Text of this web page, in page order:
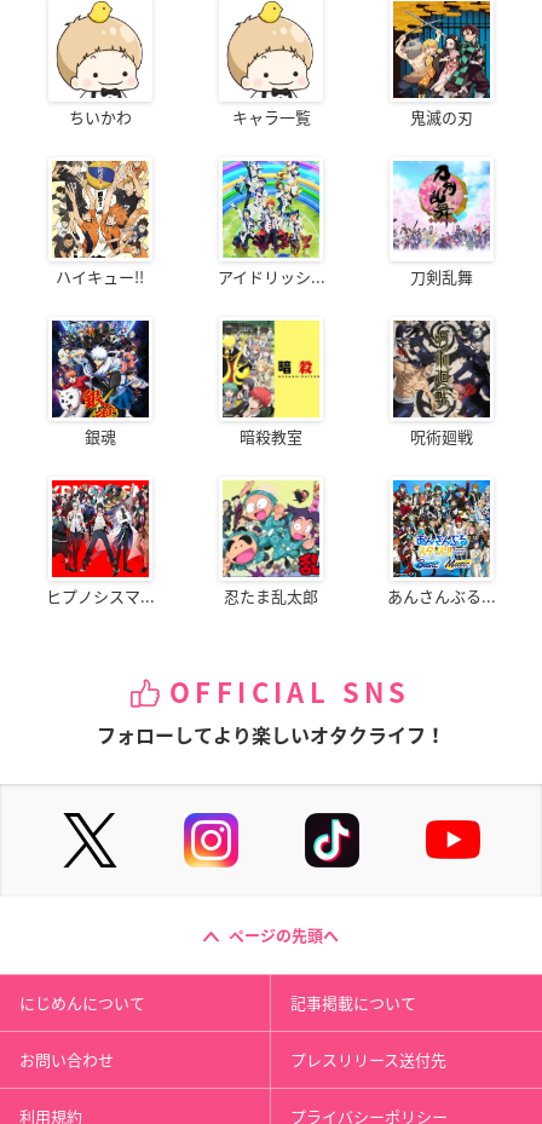
ちいかわ キャラ一覧 鬼滅の刃
ハイキュー!! アイドリッシ... 刀剣乱舞
銀魂 暗殺教室 呪術廻戦
ヒプノシスマ... 忍たま乱太郎 あんさんぶる...
OFFICIAL SNS
フォローしてより楽しいオタクライフ！
ページの先頭へ
にじめんについて 記事掲載について
お問い合わせ プレスリリース送付先
利用規約 プライバシーポリシー